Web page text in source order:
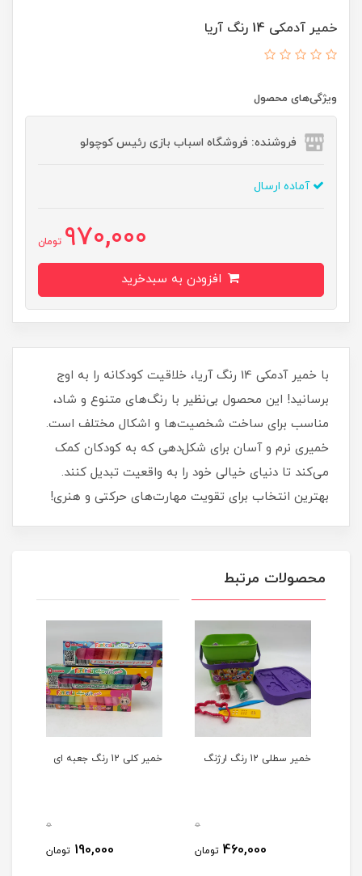
خمیر آدمکی 14 رنگ آریا
ویژگی‌های محصول
فروشنده: فروشگاه اسباب بازی رئیس کوچولو
آماده ارسال
970,000 تومان
با خمیر آدمکی 14 رنگ آریا، خلاقیت کودکانه را به اوج
برسانید! این محصول بی‌نظیر با رنگ‌های متنوع و شاد،
مناسب برای ساخت شخصیت‌ها و اشکال مختلف است.
خمیری نرم و آسان برای شکل‌دهی که به کودکان کمک
می‌کند تا دنیای خیالی خود را به واقعیت تبدیل کنند.
بهترین انتخاب برای تقویت مهارت‌های حرکتی و هنری!
محصولات مرتبط
خمیر سطلی 12 رنگ ارژنگ
0
460,000 تومان
خمیر کلی 12 رنگ جعبه ای
0
190,000 تومان